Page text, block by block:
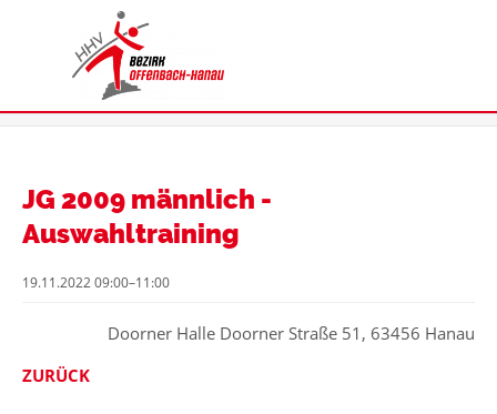
JG 2009 männlich -
Auswahltraining
19.11.2022 09:00–11:00
Doorner Halle Doorner Straße 51, 63456 Hanau
ZURÜCK